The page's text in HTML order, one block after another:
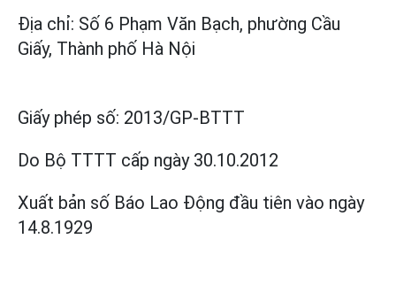
Địa chỉ: Số 6 Phạm Văn Bạch, phường Cầu
Giấy, Thành phố Hà Nội
Giấy phép số: 2013/GP-BTTT
Do Bộ TTTT cấp ngày 30.10.2012
Xuất bản số Báo Lao Động đầu tiên vào ngày
14.8.1929